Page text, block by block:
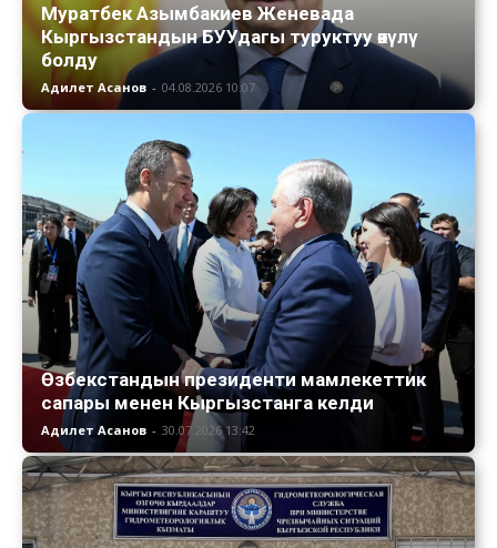
Муратбек Азымбакиев Женевада
Кыргызстандын БУУдагы туруктуу өкүлү
болду
Адилет Асанов - 04.08.2026 10:07
Өзбекстандын президенти мамлекеттик
сапары менен Кыргызстанга келди
Адилет Асанов - 30.07.2026 13:42